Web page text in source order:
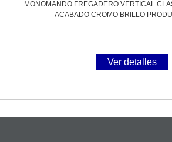
MONOMANDO FREGADERO VERTICAL
ACABADO CROMO BRILLO
Ver detalles